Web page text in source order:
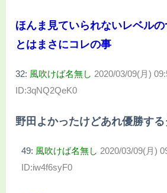
ほんま見ていられないレベルの
とはまさにコレの事
32: 風吹けば名無し 2020/03/09(月)
ID:3qNQ2QeK0
野田よかったけどあれ優勝す
49: 風吹けば名無し 2020/03/09(月)
ID:iw4f6syF0